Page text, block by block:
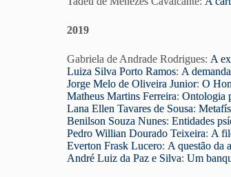
2019
Gabriela de Andrade Rodrigues: A
Luiza Silva Porto Ramos: A
Jorge Melo de Oliveira Junior: O
Matheus Martins Ferreira: Ontologia
Lana Ellen Tavares de Sousa:
Benilson Souza Nunes: Entidades
Pedro Willian Dourado Teixeira: A
Everton Frask Lucero: A questão da
André Luiz da Paz e Silva: Um